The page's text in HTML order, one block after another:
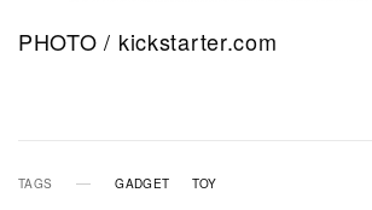
PHOTO / kickstarter.com
TAGS GADGET TOY